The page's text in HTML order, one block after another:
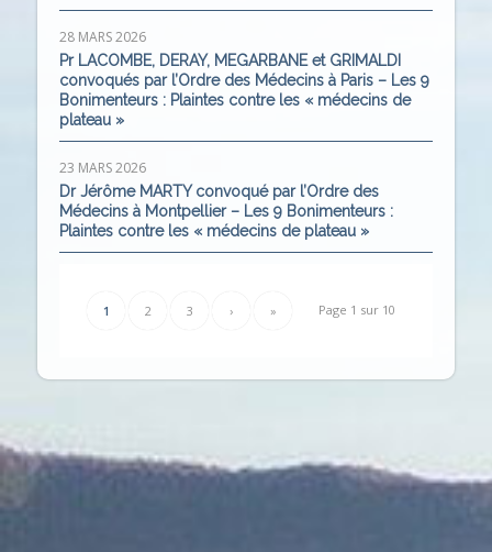
28 MARS 2026
Pr LACOMBE, DERAY, MEGARBANE et GRIMALDI
convoqués par l’Ordre des Médecins à Paris – Les 9
Bonimenteurs : Plaintes contre les « médecins de
plateau »
23 MARS 2026
Dr Jérôme MARTY convoqué par l’Ordre des
Médecins à Montpellier – Les 9 Bonimenteurs :
Plaintes contre les « médecins de plateau »
Page 1 sur 10
1 2 3 › »